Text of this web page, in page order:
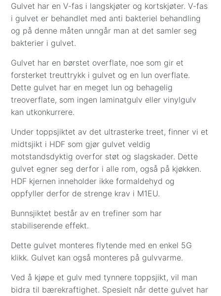
Vipps
– beløpet trekkes direkte fra din
bankkonto når varene er bestilt eller reservert
på lager i Oslo. Vi kontakter deg for å avtale
levering.
Apple Pay– betal enkelt og sikkert med Apple
Pay direkte i kassen.
Det er også mulig å bestille gulv via e-post eller
chat. Da sender vi en faktura på e-post. Når
bestilling og betaling er registrert, tar vi kontakt for
henting.
Gulvet har en V-fas i langskjøter og kortskjøter. V-fas
i gulvet er behandlet med anti bakteriel behandling
og på denne måten unngår man at det samler seg
bakterier i gulvet.
Gulvet har en børstet overflate, noe som gir et
forsterket treuttrykk i gulvet og en lun overflate.
Dette gulvet har en meget lun og behagelig
treoverflate, som ingen laminatgulv eller vinylgulv
kan utkonkurrere.
Under toppsjiktet av det ultrasterke treet, finner vi et
midtsjikt i HDF som gjør gulvet veldig
motstandsdyktig overfor støt og slagskader. Dette
gulvet egner seg derfor i alle rom, også på kjøkken.
HDF kjernen inneholder ikke formaldehyd og
oppfyller derfor de strenge krav i M1EU.
Bunnsjiktet består av en trefiner som har
stabiliserende effekt.
Dette gulvet monteres flytende med en enkel 5G
klikk. Gulvet kan også monteres på gulvvarme.
Ved å kjøpe et gulv med tynnere toppsjikt, vil man
bidra til bærekraftighet. Spesielt når dette gulvet har